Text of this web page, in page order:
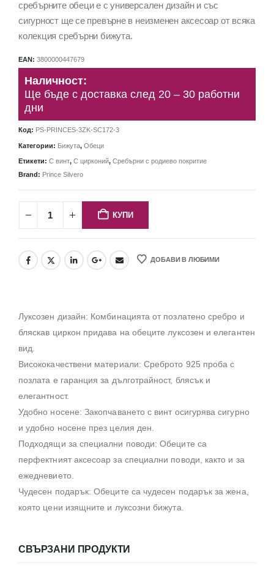
сребърните обеци е с универсален дизайн и със
сигурност ще се превърне в неизменен аксесоар от всяка
колекция сребърни бижута.
EAN: 3800000447679
Наличност:
Ще бъде с доставка след 20 – 30 работни
дни
Код: PS-PRINCES-3ZK-SC172-3
Категории: Бижута, Обеци
Етикети: С винт, С цирконий, Сребърни с родиево покритие
Brand: Prince Silvero
КУПИ
ДОБАВИ В ЛЮБИМИ
Луксозен дизайн: Комбинацията от позлатено сребро и
бляскав циркон придава на обеците луксозен и елегантен
вид.
Висококачествени материали: Среброто 925 проба с
позлата е гаранция за дълготрайност, блясък и
елегантност.
Удобно носене: Закопчаването с винт осигурява сигурно
и удобно носене през целия ден.
Подходящи за специални поводи: Обеците са
перфектният аксесоар за специални поводи, както и за
ежедневието.
Чудесен подарък: Обеците са чудесен подарък за жена,
която цени изящните и луксозни бижута.
СВЪРЗАНИ ПРОДУКТИ